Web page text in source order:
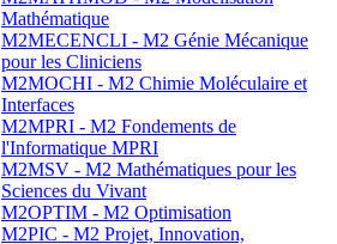
Mathématique
M2MECENCLI - M2 Génie Mécanique
pour les Cliniciens
M2MOCHI - M2 Chimie Moléculaire et
Interfaces
M2MPRI - M2 Fondements de
l'Informatique MPRI
M2MSV - M2 Mathématiques pour les
Sciences du Vivant
M2OPTIM - M2 Optimisation
M2PIC - M2 Projet, Innovation,